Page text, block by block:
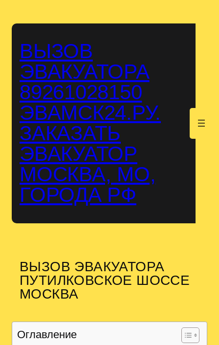
ВЫЗОВ
ЭВАКУАТОРА
89261028150
ЭВАМСК24.РУ.
ЗАКАЗАТЬ
ЭВАКУАТОР
МОСКВА, МО,
ГОРОДА РФ
ВЫЗОВ ЭВАКУАТОРА
ПУТИЛКОВСКОЕ ШОССЕ
МОСКВА
Оглавление